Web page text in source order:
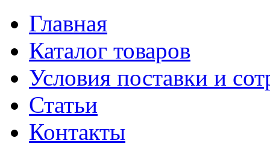
Главная
Каталог товаров
Условия поставки и
Статьи
Контакты